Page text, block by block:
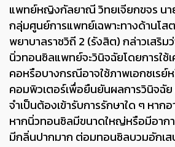
แพทย์หญิงกัลยาณี วิทยเจียกขจร น
กลุ่มศูนย์การแพทย์เฉพาะทางด้านโส
พยาบาลราชวิถี 2 (รังสิต) กล่าวเสริม
นิ่วทอนซิลแพทย์จะวินิจฉัยโดยการใช้
คอหรือบางกรณีอาจใช้ภาพเอกซเรย์
คอมพิวเตอร์เพื่อยืนยันผลการวินิจฉั
จำเป็นต้องเข้ารับการรักษาใด ๆ หาก
หากนิ่วทอนซิลมีขนาดใหญ่หรือมีอากา
มีกลิ่นปากมาก ต่อมทอนซิลบวมอักเส